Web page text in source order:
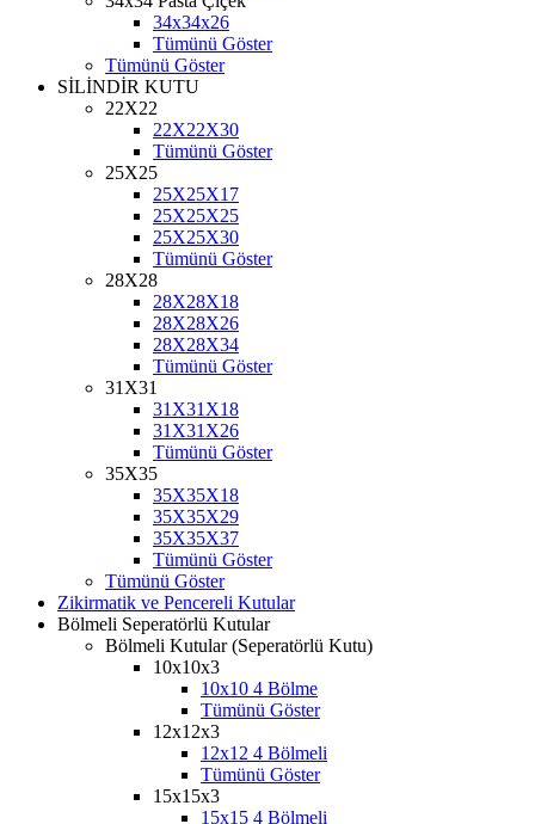
34x34x26
Tümünü Göster
Tümünü Göster
SİLİNDİR KUTU
22X22
22X22X30
Tümünü Göster
25X25
25X25X17
25X25X25
25X25X30
Tümünü Göster
28X28
28X28X18
28X28X26
28X28X34
Tümünü Göster
31X31
31X31X18
31X31X26
Tümünü Göster
35X35
35X35X18
35X35X29
35X35X37
Tümünü Göster
Tümünü Göster
Zikirmatik ve Pencereli Kutular
Bölmeli Seperatörlü Kutular
Bölmeli Kutular (Seperatörlü Kutu)
10x10x3
10x10 4 Bölme
Tümünü Göster
12x12x3
12x12 4 Bölmeli
Tümünü Göster
15x15x3
15x15 4 Bölmeli